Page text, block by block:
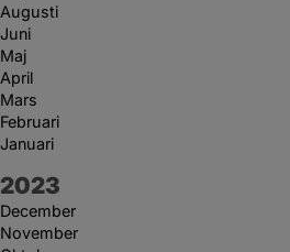
Augusti
Juni
Maj
April
Mars
Februari
Januari
År:
2023
December
November